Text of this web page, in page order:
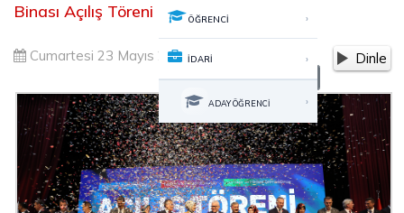
ÖĞRENCİ ›
İDARİ ›
ADAY ÖĞRENCİ ›
Binası Açılış Töreni Gerçekleştirildi
Cumartesi 23 Mayıs 2026 19:37 Dinle
A A